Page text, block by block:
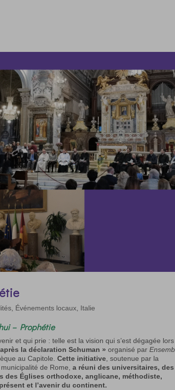
, Événements locaux, Italie
– Prophétie
et qui prie : telle est la vision qui s’est dégagée
la déclaration Schuman » organisé par
au Capitole.Cette initiative, soutenue par la
de Rome,a réuni des universitaires, des
Églises orthodoxe, anglicane, méthodiste,
et l’avenir du continent.